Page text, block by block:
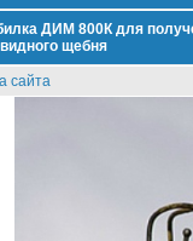
ДИМ 800К для
щебня
сайта